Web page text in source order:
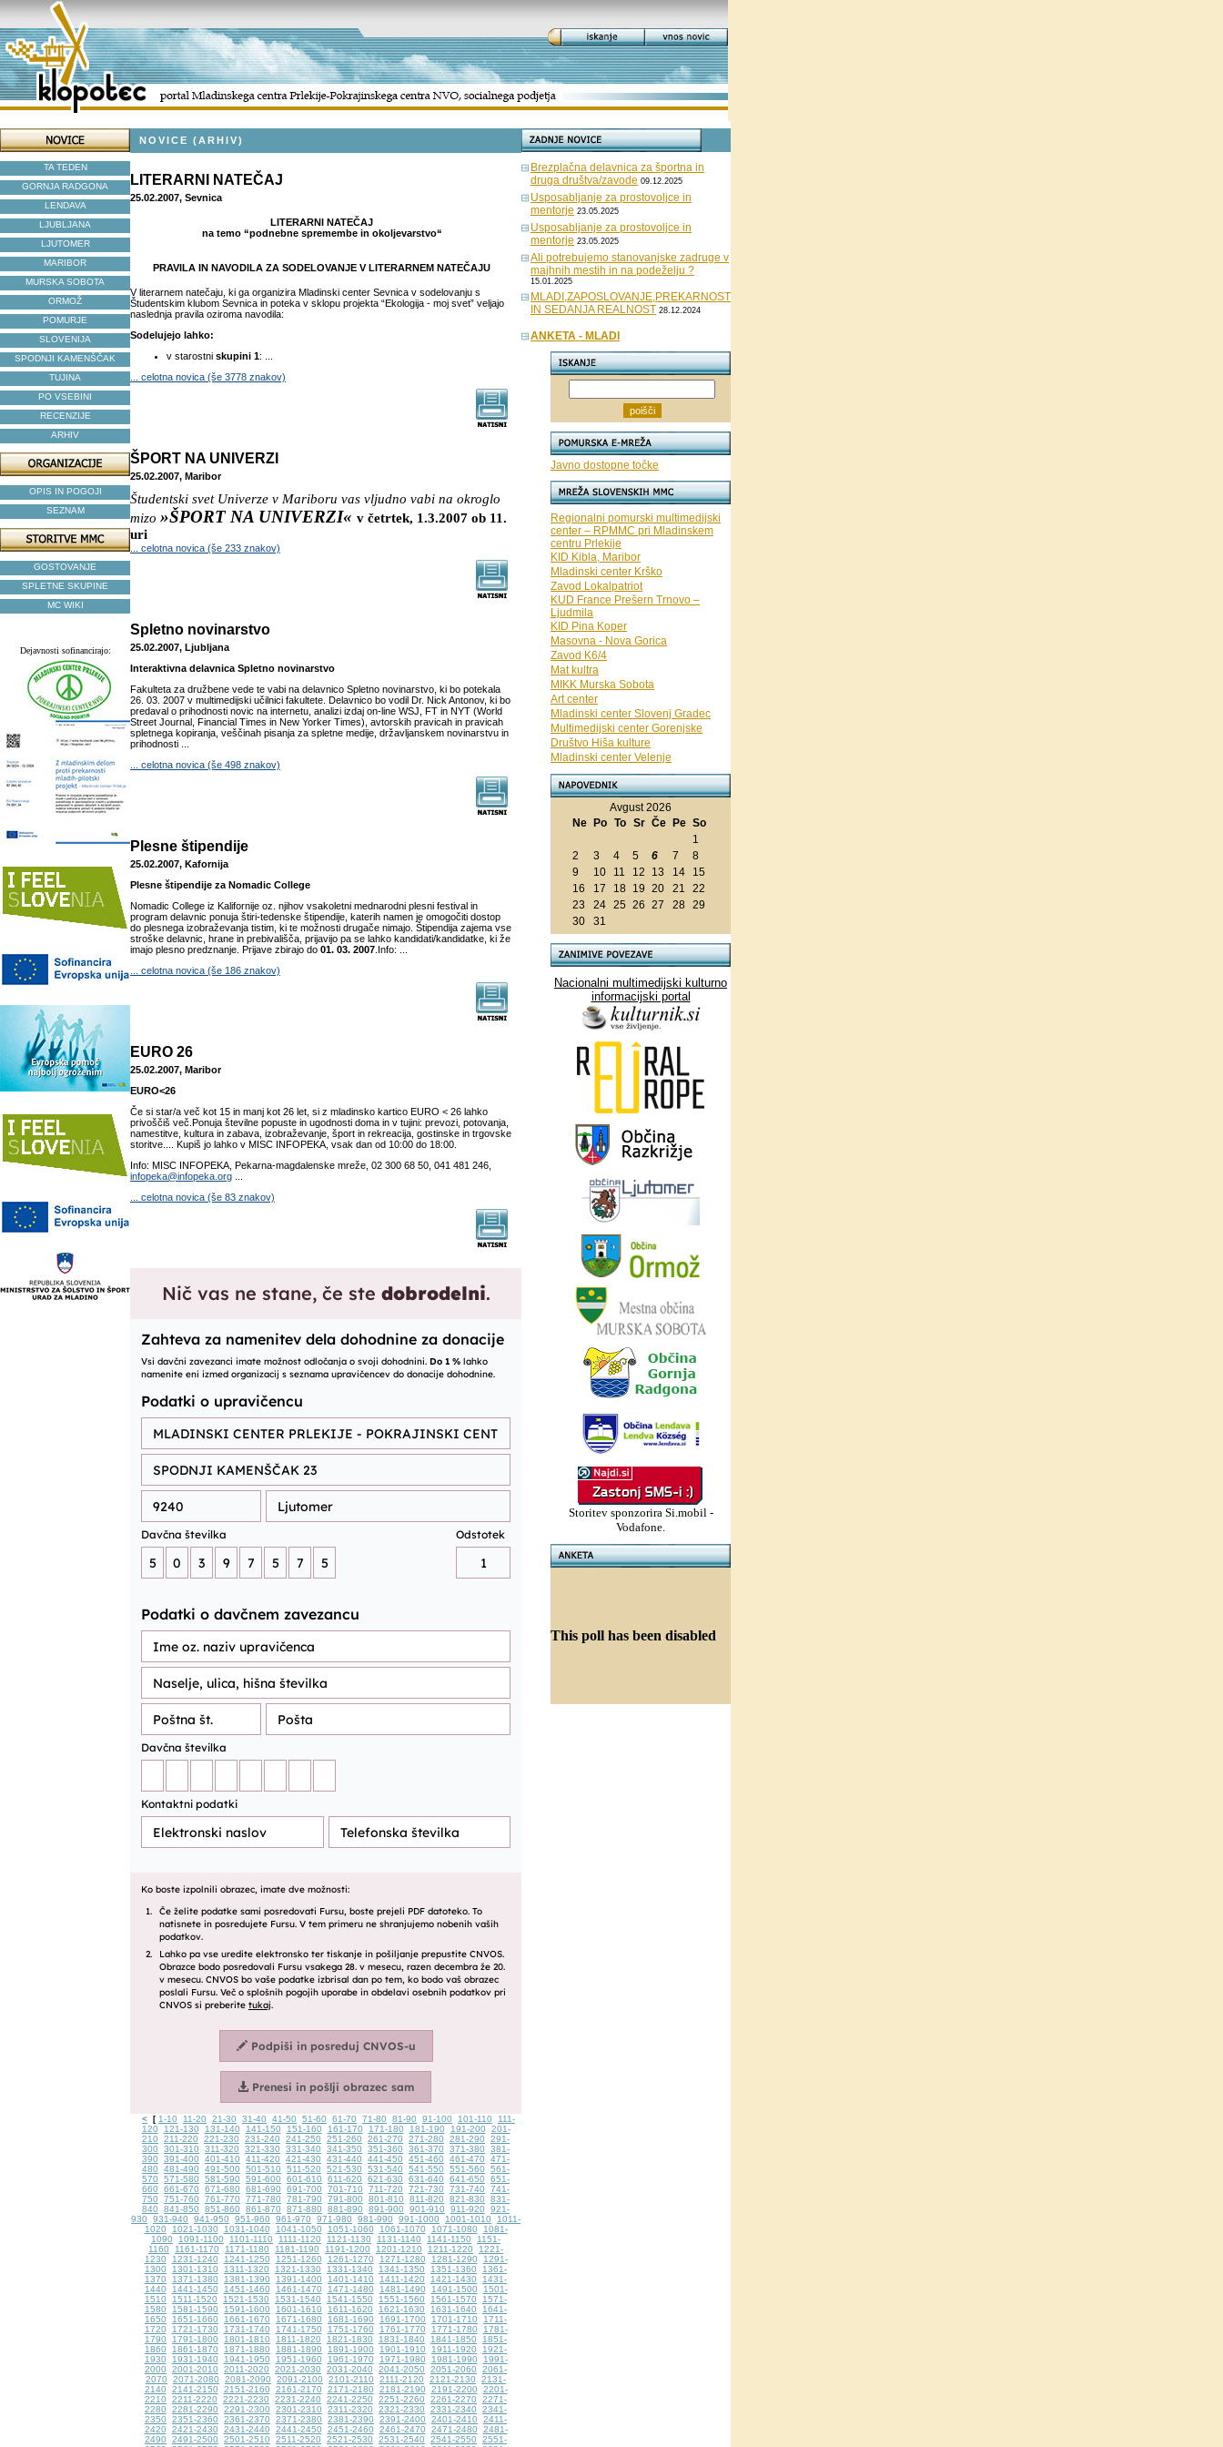
TA TEDEN
GORNJA RADGONA
LENDAVA
LJUBLJANA
LJUTOMER
MARIBOR
MURSKA SOBOTA
ORMOŽ
POMURJE
SLOVENIJA
SPODNJI KAMENŠČAK
TUJINA
PO VSEBINI
RECENZIJE
ARHIV
OPIS IN POGOJI
SEZNAM
GOSTOVANJE
SPLETNE SKUPINE
MC WIKI
Dejavnosti sofinancirajo:
NOVICE (ARHIV)
LITERARNI NATEČAJ
25.02.2007, Sevnica
LITERARNI NATEČAJ
na temo “podnebne spremembe in okoljevarstvo“
PRAVILA IN NAVODILA ZA SODELOVANJE V LITERARNEM NATEČAJU
V literarnem natečaju, ki ga organizira Mladinski center Sevnica v sodelovanju s
Študentskim klubom Sevnica in poteka v sklopu projekta “Ekologija - moj svet” veljajo
naslednja pravila oziroma navodila:
Sodelujejo lahko:
v starostni skupini 1: ...
... celotna novica (še 3778 znakov)
ŠPORT NA UNIVERZI
25.02.2007, Maribor
Študentski svet Univerze v Mariboru vas vljudno vabi na okroglo
mizo »ŠPORT NA UNIVERZI« v četrtek, 1.3.2007 ob 11.
uri
... celotna novica (še 233 znakov)
Spletno novinarstvo
25.02.2007, Ljubljana
Interaktivna delavnica Spletno novinarstvo
Fakulteta za družbene vede te vabi na delavnico Spletno novinarstvo, ki bo potekala
26. 03. 2007 v multimedijski učilnici fakultete. Delavnico bo vodil Dr. Nick Antonov, ki bo
predaval o prihodnosti novic na internetu, analizi izdaj on-line WSJ, FT in NYT (World
Street Journal, Financial Times in New Yorker Times), avtorskih pravicah in pravicah
spletnega kopiranja, veščinah pisanja za spletne medije, državljanskem novinarstvu in
prihodnosti ...
... celotna novica (še 498 znakov)
Plesne štipendije
25.02.2007, Kafornija
Plesne štipendije za Nomadic College
Nomadic College iz Kalifornije oz. njihov vsakoletni mednarodni plesni festival in
program delavnic ponuja štiri-tedenske štipendije, katerih namen je omogočiti dostop
do plesnega izobraževanja tistim, ki te možnosti drugače nimajo. Štipendija zajema vse
stroške delavnic, hrane in prebivališča, prijavijo pa se lahko kandidati/kandidatke, ki že
imajo plesno predznanje. Prijave zbirajo do 01. 03. 2007 .Info: ...
... celotna novica (še 186 znakov)
EURO 26
25.02.2007, Maribor
EURO<26
Če si star/a več kot 15 in manj kot 26 let, si z mladinsko kartico EURO < 26 lahko
privoščiš več.Ponuja številne popuste in ugodnosti doma in v tujini: prevozi, potovanja,
namestitve, kultura in zabava, izobraževanje, šport in rekreacija, gostinske in trgovske
storitve.... Kupiš jo lahko v MISC INFOPEKA, vsak dan od 10:00 do 18:00.
Info: MISC INFOPEKA, Pekarna-magdalenske mreže, 02 300 68 50, 041 481 246,
infopeka@infopeka.org
... celotna novica (še 83 znakov)
< [ 1-10 11-20 21-30 31-40 41-50 51-60 61-70 71-80 81-90 91-100 101-110
111-
120
121-130 131-140 141-150 151-160 161-170 171-180 181-190 191-200
201-
210
211-220 221-230 231-240 241-250 251-260 261-270 271-280 281-290
291-
300
301-310 311-320 321-330 331-340 341-350 351-360 361-370 371-380
381-
390
391-400 401-410 411-420 421-430 431-440 441-450 451-460 461-470
471-
480
481-490 491-500 501-510 511-520 521-530 531-540 541-550 551-560
561-
570
571-580 581-590 591-600 601-610 611-620 621-630 631-640 641-650
651-
660
661-670 671-680 681-690 691-700 701-710 711-720 721-730 731-740
741-
750
751-760 761-770 771-780 781-790 791-800 801-810 811-820 821-830
831-
840
841-850 851-860 861-870 871-880 881-890 891-900 901-910 911-920
921-
930
931-940 941-950 951-960 961-970 971-980 981-990 991-1000 1001-1010
1011-
1020
1021-1030 1031-1040 1041-1050 1051-1060 1061-1070 1071-1080
1081-
1090
1091-1100 1101-1110 1111-1120 1121-1130 1131-1140 1141-1150
1151-
1160
1161-1170 1171-1180 1181-1190 1191-1200 1201-1210 1211-1220
1221-
1230
1231-1240 1241-1250 1251-1260 1261-1270 1271-1280 1281-1290
1291-
1300
1301-1310 1311-1320 1321-1330 1331-1340 1341-1350 1351-1360
1361-
1370
1371-1380 1381-1390 1391-1400 1401-1410 1411-1420 1421-1430
1431-
1440
1441-1450 1451-1460 1461-1470 1471-1480 1481-1490 1491-1500
1501-
1510
1511-1520 1521-1530 1531-1540 1541-1550 1551-1560 1561-1570
1571-
1580
1581-1590 1591-1600 1601-1610 1611-1620 1621-1630 1631-1640
1641-
1650
1651-1660 1661-1670 1671-1680 1681-1690 1691-1700 1701-1710
1711-
1720
1721-1730 1731-1740 1741-1750 1751-1760 1761-1770 1771-1780
1781-
1790
1791-1800 1801-1810 1811-1820 1821-1830 1831-1840 1841-1850
1851-
1860
1861-1870 1871-1880 1881-1890 1891-1900 1901-1910 1911-1920
1921-
1930
1931-1940 1941-1950 1951-1960 1961-1970 1971-1980 1981-1990
1991-
2000
2001-2010 2011-2020 2021-2030 2031-2040 2041-2050 2051-2060
2061-
2070
2071-2080 2081-2090 2091-2100 2101-2110 2111-2120 2121-2130
2131-
2140
2141-2150 2151-2160 2161-2170 2171-2180 2181-2190 2191-2200
2201-
2210
2211-2220 2221-2230 2231-2240 2241-2250 2251-2260 2261-2270
2271-
2280
2281-2290 2291-2300 2301-2310 2311-2320 2321-2330 2331-2340
2341-
2350
2351-2360 2361-2370 2371-2380 2381-2390 2391-2400 2401-2410
2411-
2420
2421-2430 2431-2440 2441-2450 2451-2460 2461-2470 2471-2480
2481-
2490
2491-2500 2501-2510 2511-2520 2521-2530 2531-2540 2541-2550
2551-
Brezplačna delavnica za športna in
druga društva/zavode 09.12.2025
Usposabljanje za prostovoljce in
mentorje 23.05.2025
Usposabljanje za prostovoljce in
mentorje 23.05.2025
Ali potrebujemo stanovanjske zadruge v
majhnih mestih in na podeželju ?
15.01.2025
MLADI,ZAPOSLOVANJE,PREKARNOST
IN SEDANJA REALNOST 28.12.2024
ANKETA - MLADI
Javno dostopne točke
Regionalni pomurski multimedijski
center – RPMMC pri Mladinskem
centru Prlekije
KID Kibla, Maribor
Mladinski center Krško
Zavod Lokalpatriot
KUD France Prešern Trnovo –
Ljudmila
KID Pina Koper
Masovna - Nova Gorica
Zavod K6/4
Mat kultra
MIKK Murska Sobota
Art center
Mladinski center Slovenj Gradec
Multimedijski center Gorenjske
Društvo Hiša kulture
Mladinski center Velenje
Avgust 2026
Ne
Po To Sr Če Pe So
1
2
3 4 5 6 7
8
9
10 11 12 13 14
15
16
17 18 19 20 21
22
23
24 25 26 27 28 29
30
31
Nacionalni multimedijski kulturno
informacijski portal
Storitev sponzorira Si.mobil -
Vodafone.
This poll has been disabled